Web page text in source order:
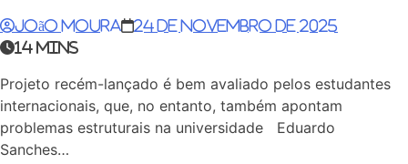
João Moura
24 de novembro de 2025
14 mins
Projeto recém-lançado é bem avaliado pelos estudantes
internacionais, que, no entanto, também apontam
problemas estruturais na universidade Eduardo
Sanches…